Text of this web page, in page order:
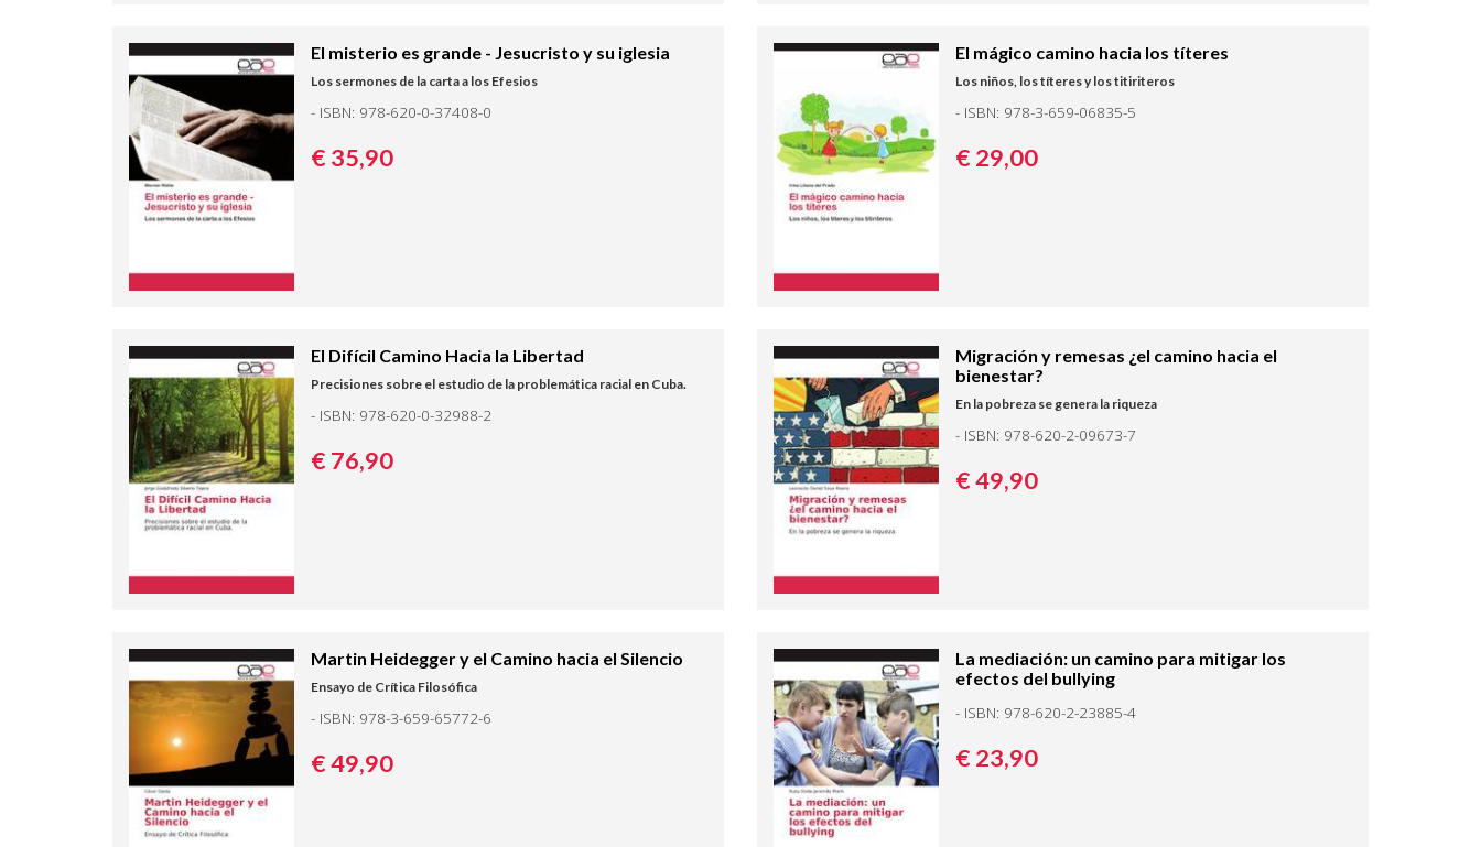
El misterio es grande - Jesucristo y su iglesia
Los sermones de la carta a los Efesios
- ISBN: 978-620-0-37408-0
€ 35,90
El mágico camino hacia los títeres
Los niños, los títeres y los titiriteros
- ISBN: 978-3-659-06835-5
€ 29,00
El Difícil Camino Hacia la Libertad
Precisiones sobre el estudio de la problemática racial en Cuba.
- ISBN: 978-620-0-32988-2
€ 76,90
Migración y remesas ¿el camino hacia el
bienestar?
En la pobreza se genera la riqueza
- ISBN: 978-620-2-09673-7
€ 49,90
Martin Heidegger y el Camino hacia el Silencio
Ensayo de Crítica Filosófica
- ISBN: 978-3-659-65772-6
€ 49,90
La mediación: un camino para mitigar los
efectos del bullying
- ISBN: 978-620-2-23885-4
€ 23,90